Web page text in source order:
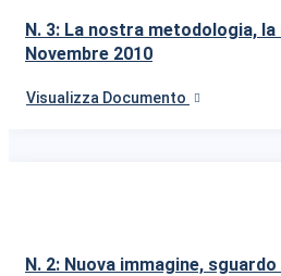
N. 3: La nostra metodologia,
Novembre 2010
Visualizza Documento
N. 2: Nuova immagine,